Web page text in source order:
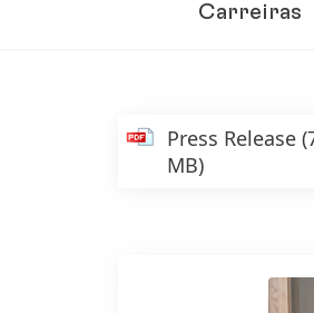
Carreiras
Press Release
MB)